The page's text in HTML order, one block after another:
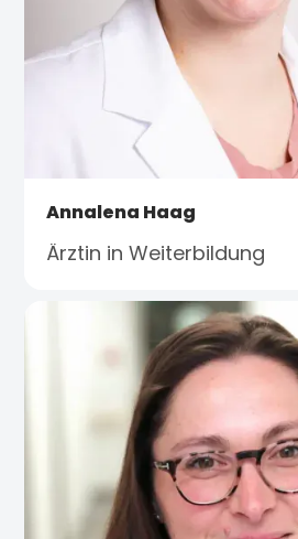
Annalena Haag
Ärztin in Weiterbildung